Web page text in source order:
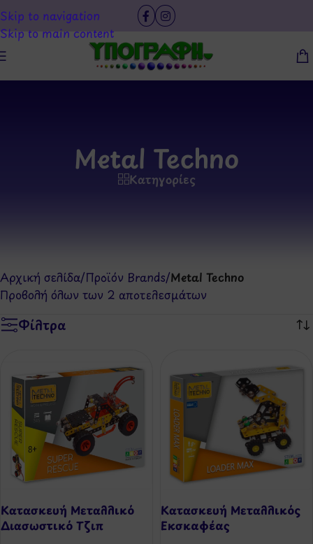
Skip to navigation
Skip to main content
Metal Techno
Κατηγορίες
Αρχική σελίδα/Προϊόν Brands/Metal Techno
Προβολή όλων των 2 αποτελεσμάτων
Φίλτρα
Κατασκευή Μεταλλικό
Διασωστικό Τζιπ
Κατασκευή Μεταλλικός
Εκσκαφέας